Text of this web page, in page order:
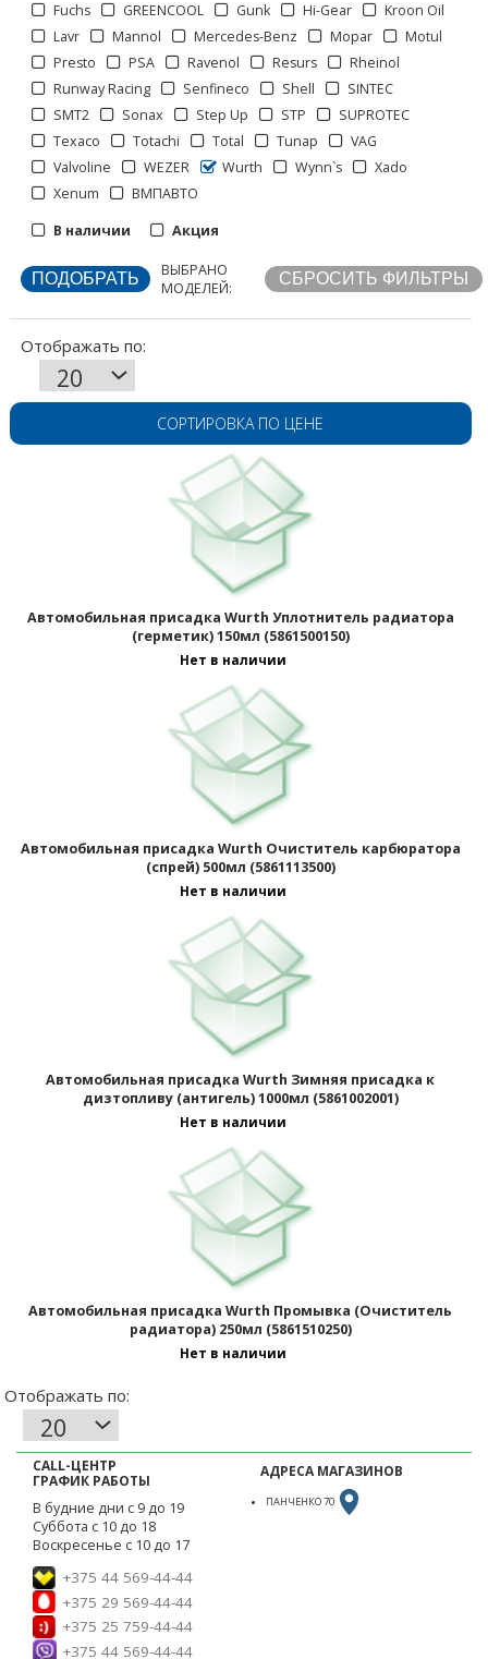
Fuchs
GREENCOOL Gunk Hi-Gear
Kroon Oil
Lavr
Mannol Mercedes-Benz Mopar
Motul
Presto
PSA Ravenol Resurs
Rheinol
Runway Racing
Senfineco Shell
SINTEC
SMT2
Sonax Step Up STP
SUPROTEC
Texaco
Totachi Total Tunap
VAG
Valvoline
WEZER Wurth Wynn`s
Xado
Xenum
ВМПАВТО
В наличии
Акция
ВЫБРАНО
МОДЕЛЕЙ:
Отображать по:
СОРТИРОВКА ПО ЦЕНЕ
Автомобильная присадка Wurth Уплотнитель радиатора
(герметик) 150мл (5861500150)
Нет в наличии
Автомобильная присадка Wurth Очиститель карбюратора
(спрей) 500мл (5861113500)
Нет в наличии
Автомобильная присадка Wurth Зимняя присадка к
дизтопливу (антигель) 1000мл (5861002001)
Нет в наличии
Автомобильная присадка Wurth Промывка (Очиститель
радиатора) 250мл (5861510250)
Нет в наличии
CALL-ЦЕНТР
ГРАФИК РАБОТЫ
В будние дни с 9 до 19
Суббота с 10 до 18
Воскресенье с 10 до 17
+375 44 569-44-44
+375 29 569-44-44
+375 25 759-44-44
+375 44 569-44-44
АДРЕСА МАГАЗИНОВ
ПАНЧЕНКО 70